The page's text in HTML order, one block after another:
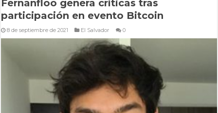
Fernanfloo genera críticas tras
participación en evento Bitcoin
8 de septiembre de 2021 El Salvador 0